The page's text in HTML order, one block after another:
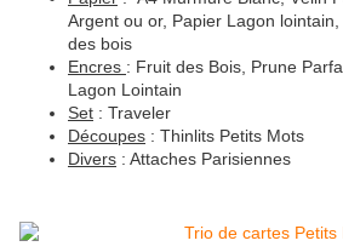
Argent ou or, Papier Lagon
des bois
Encres : Fruit des Bois, Prune
Lagon Lointain
Set : Traveler
Découpes : Thinlits Petits Mots
Divers : Attaches Parisiennes